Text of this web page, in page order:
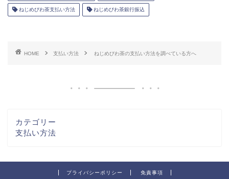
ねじめびわ茶支払い方法 ねじめびわ茶銀行振込
HOME 支払い方法 ねじめびわ茶の支払い方法を調べている方へ
カテゴリー
支払い方法
プライバシーポリシー 免責事項